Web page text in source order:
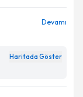
Devamı
Haritada Göster